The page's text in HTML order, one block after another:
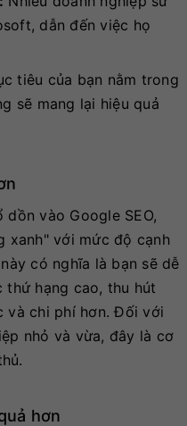
dẫn đến việc họ
tiêu của bạn nằm trong
sẽ mang lại hiệu quả
vào Google SEO,
xanh" với mức độ cạnh
có nghĩa là bạn sẽ dễ
hạng cao, thu hút
chi phí hơn. Đối với
nhỏ và vừa, đây là cơ
hơn